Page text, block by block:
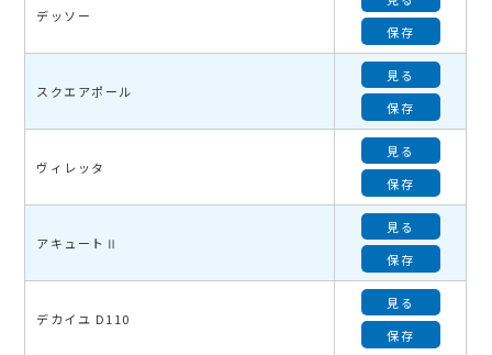
デッソー
保存
スクエアポール
見る
保存
ヴィレッタ
見る
保存
アキュートⅡ
見る
保存
デカイユ D110
見る
保存